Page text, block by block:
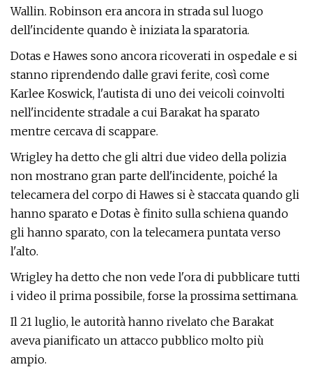
Wallin. Robinson era ancora in strada sul luogo
dell'incidente quando è iniziata la sparatoria.
Dotas e Hawes sono ancora ricoverati in ospedale e si
stanno riprendendo dalle gravi ferite, così come
Karlee Koswick, l'autista di uno dei veicoli coinvolti
nell'incidente stradale a cui Barakat ha sparato
mentre cercava di scappare.
Wrigley ha detto che gli altri due video della polizia
non mostrano gran parte dell'incidente, poiché la
telecamera del corpo di Hawes si è staccata quando gli
hanno sparato e Dotas è finito sulla schiena quando
gli hanno sparato, con la telecamera puntata verso
l'alto.
Wrigley ha detto che non vede l'ora di pubblicare tutti
i video il prima possibile, forse la prossima settimana.
Il 21 luglio, le autorità hanno rivelato che Barakat
aveva pianificato un attacco pubblico molto più
ampio.